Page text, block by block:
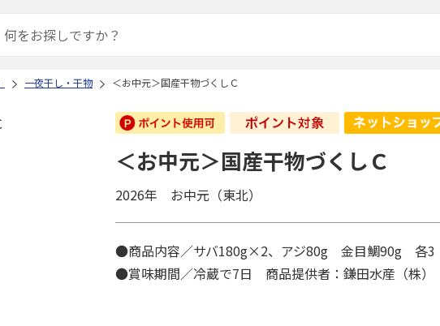
一夜干し・干物 ＜お中元＞国産干物づくしＣ
＜お中元＞国産干物づくしＣ
2026年 お中元（東北）
●商品内容／サバ180g×2、アジ80g 金目鯛90g 各3
●賞味期間／冷蔵で7日 商品提供者：鎌田水産（株）